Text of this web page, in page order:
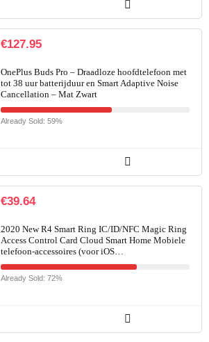
€127.95
OnePlus Buds Pro – Draadloze hoofdtelefoon met
tot 38 uur batterijduur en Smart Adaptive Noise
Cancellation – Mat Zwart
Already Sold: 59%
€39.64
2020 New R4 Smart Ring IC/ID/NFC Magic Ring
Access Control Card Cloud Smart Home Mobiele
telefoon-accessoires (voor iOS…
Already Sold: 72%